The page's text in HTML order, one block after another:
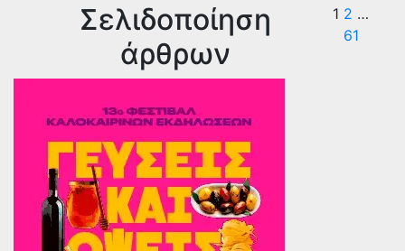
Σελιδοποίηση
άρθρων
1 2 …
61